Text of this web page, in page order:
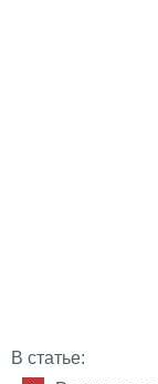
В статье: